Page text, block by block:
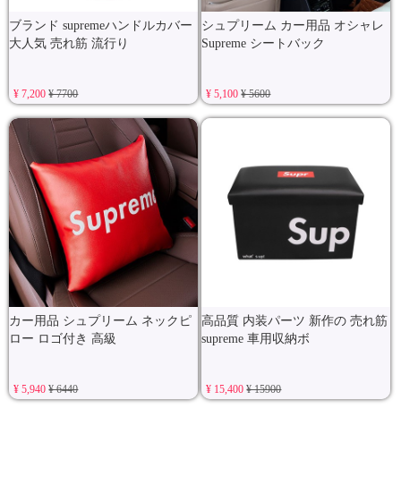
ブランド supremeハンドルカバー
大人気 売れ筋 流行り
¥ 7,200¥ 7700
シュプリーム カー用品 オシャレ
Supreme シートバック
¥ 5,100¥ 5600
カー用品 シュプリーム ネックピ
ロー ロゴ付き 高級
¥ 5,940¥ 6440
高品質 内装パーツ 新作の 売れ筋
supreme 車用収納ボ
¥ 15,400¥ 15900